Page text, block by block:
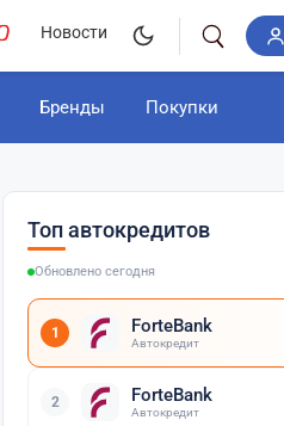
Новости
Бренды Покупки
Топ автокредитов
Обновлено сегодня
1 ForteBank
Автокредит
2 ForteBank
Автокредит